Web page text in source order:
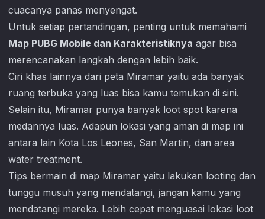
cuacanya panas menyengat.
Untuk setiap pertandingan, penting untuk memahami
Map PUBG Mobile dan Karakteristiknya agar bisa
merencanakan langkah dengan lebih baik.
Ciri khas lainnya dari peta Miramar yaitu ada banyak
ruang terbuka yang luas bisa kamu temukan di sini.
Selain itu, Miramar punya banyak loot spot karena
medannya luas. Adapun lokasi yang aman di map ini
antara lain Kota Los Leones, San Martin, dan area
water treatment.
Tips bermain di map Miramar yaitu lakukan looting dan
tunggu musuh yang mendatangi, jangan kamu yang
mendatangi mereka. Lebih cepat menguasai lokasi loot